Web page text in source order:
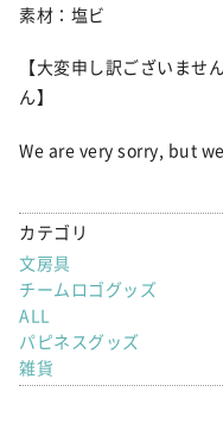
素材：塩ビ
【大変申し訳ございませ
ん】
We are very sorry, but
カテゴリ
文房具
チームロゴグッズ
ALL
パピネスグッズ
雑貨